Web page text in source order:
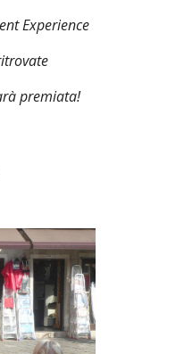
Experience
premiata!